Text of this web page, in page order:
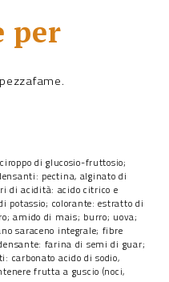
per
di glucosio-fruttosio;
pectina, alginato di
di acidità: acido citrico e
potassio; colorante: estratto di
amido di mais; burro; uova;
saraceno integrale; fibre
farina di semi di guar;
carbonato acido di sodio,
frutta a guscio (noci,